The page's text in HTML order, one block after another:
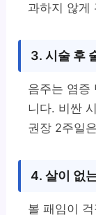
과하지 않게
3. 시술 후
음주는 염증
니다. 비싼
권장 2주일
4. 살이 없
볼 패임이